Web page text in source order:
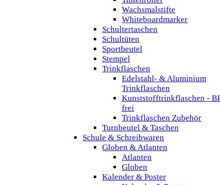
Wachsmalstifte
Whiteboardmarker
Schultertaschen
Schultüten
Sportbeutel
Stempel
Trinkflaschen
Edelstahl- & Aluminium
Trinkflaschen
Kunststofftrinkflaschen -
frei
Trinkflaschen Zubehör
Turnbeutel & Taschen
Schule & Schreibwaren
Globen & Atlanten
Atlanten
Globen
Kalender & Poster